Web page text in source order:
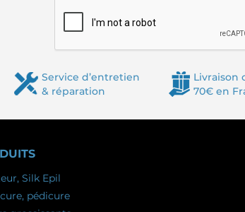
Service d’entretien
& réparation
Livraison
70€ en
Silk Epil
pédicure